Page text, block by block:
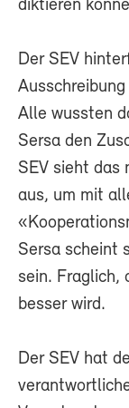
diktieren
Der SEV
Alle wussten
Sersa den
SEV sieht das
aus, um mit
Sersa scheint
sein. Fraglich,
besser wird.
Der SEV hat